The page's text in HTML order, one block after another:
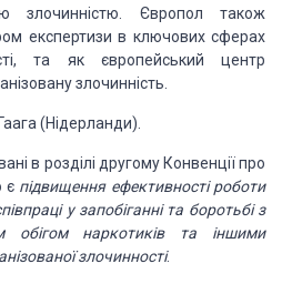
злочинністю. Європол також
експертизи в ключових сферах
та як європейський центр
злочинність.
(Нідерланди).
в розділі другому Конвенції про
є підвищення ефективності роботи
у запобіганніта боротьбі з
обігом наркотиків та іншими
злочинності.